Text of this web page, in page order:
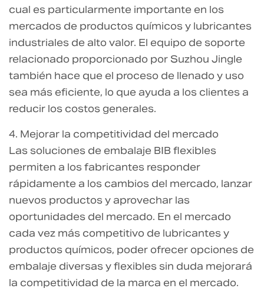
cual es particularmente importante en los
mercados de productos químicos y lubricantes
industriales de alto valor. El equipo de soporte
relacionado proporcionado por Suzhou Jingle
también hace que el proceso de llenado y uso
sea más eficiente, lo que ayuda a los clientes a
reducir los costos generales.
4. Mejorar la competitividad del mercado
Las soluciones de embalaje BIB flexibles
permiten a los fabricantes responder
rápidamente a los cambios del mercado, lanzar
nuevos productos y aprovechar las
oportunidades del mercado. En el mercado
cada vez más competitivo de lubricantes y
productos químicos, poder ofrecer opciones de
embalaje diversas y flexibles sin duda mejorará
la competitividad de la marca en el mercado.